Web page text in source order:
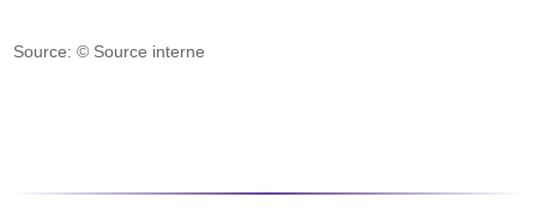
Source: © Source interne